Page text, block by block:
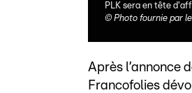
PLK sera en tête
© Photo fournie par
Après l’annonce
Francofolies